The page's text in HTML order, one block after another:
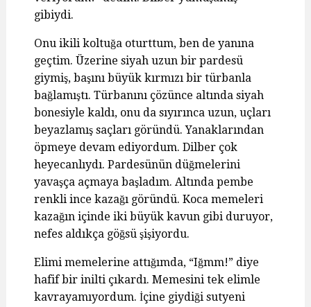
gibiydi.
Onu ikili koltuğa oturttum, ben de yanına
geçtim. Üzerine siyah uzun bir pardesü
giymiş, başını büyük kırmızı bir türbanla
bağlamıştı. Türbanını çözünce altında siyah
bonesiyle kaldı, onu da sıyırınca uzun, uçları
beyazlamış saçları göründü. Yanaklarından
öpmeye devam ediyordum. Dilber çok
heyecanlıydı. Pardesünün düğmelerini
yavaşça açmaya başladım. Altında pembe
renkli ince kazağı göründü. Koca memeleri
kazağın içinde iki büyük kavun gibi duruyor,
nefes aldıkça göğsü şişiyordu.
Elimi memelerine attığımda, “Iğmm!” diye
hafif bir inilti çıkardı. Memesini tek elimle
kavrayamıyordum. İçine giydiği sutyeni